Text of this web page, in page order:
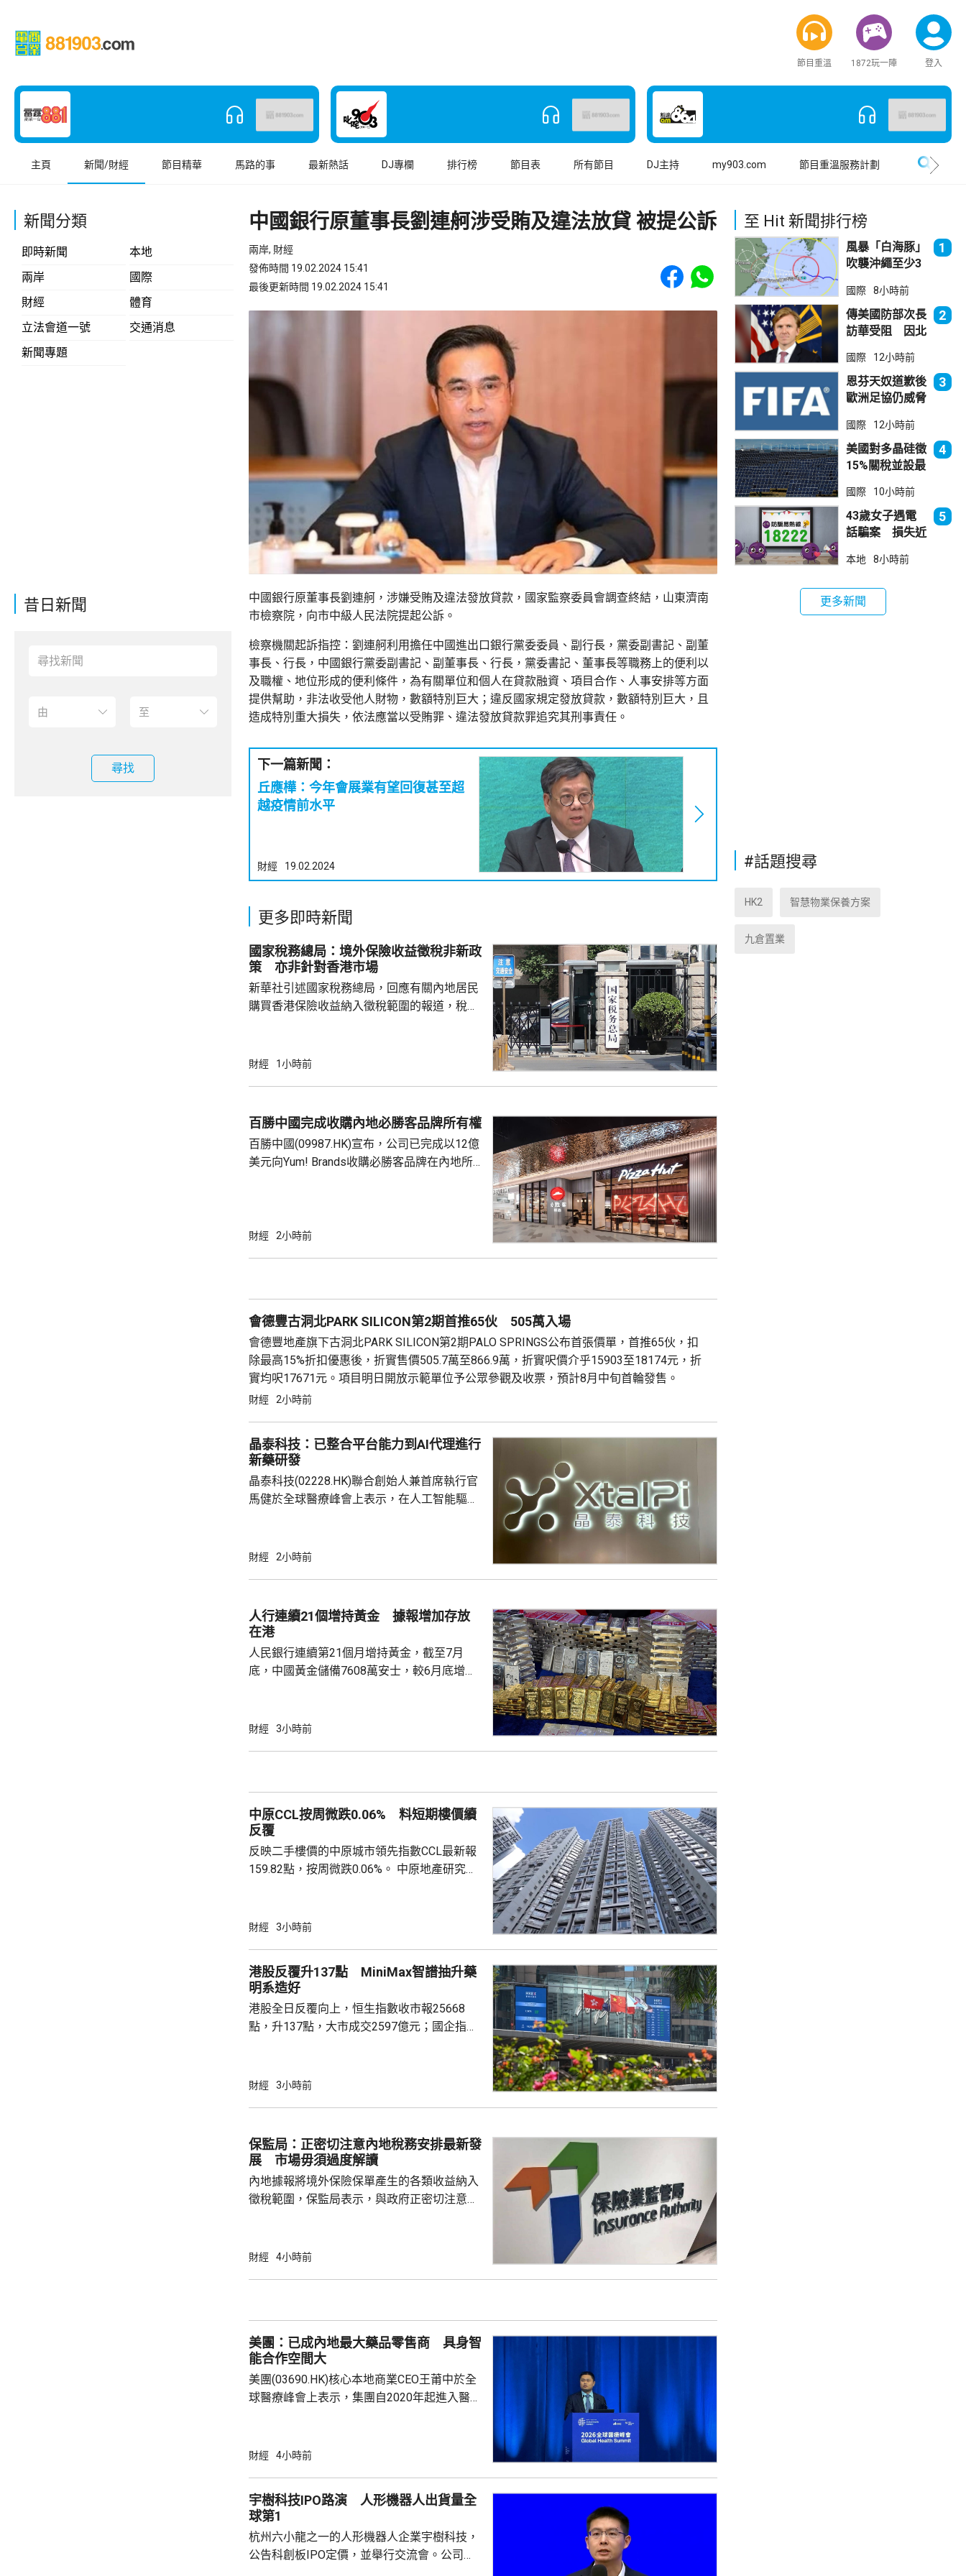
節目重溫 1872玩一陣 登入
主頁 新聞/財經 節目精華 馬路的事 最新熱話 DJ專欄 排行榜 節目表 所有節目 DJ主持 my903.com 節目重溫服務計劃
新聞分類
即時新聞
本地
兩岸
國際
財經
體育
立法會道一號
交通消息
新聞專題
昔日新聞
尋找
中國銀行原董事長劉連舸涉受賄及違法放貸 被提公訴
兩岸, 財經
發佈時間 19.02.2024 15:41
最後更新時間 19.02.2024 15:41
Share to Facebook
Share to WhatsApp
中國銀行原董事長劉連舸，涉嫌受賄及違法發放貸款，國家監察委員會調查終結，山東濟南
市檢察院，向市中級人民法院提起公訴。
檢察機關起訴指控：劉連舸利用擔任中國進出口銀行黨委委員、副行長，黨委副書記、副董
事長、行長，中國銀行黨委副書記、副董事長、行長，黨委書記、董事長等職務上的便利以
及職權、地位形成的便利條件，為有關單位和個人在貸款融資、項目合作、人事安排等方面
提供幫助，非法收受他人財物，數額特別巨大；違反國家規定發放貸款，數額特別巨大，且
造成特別重大損失，依法應當以受賄罪、違法發放貸款罪追究其刑事責任。
下一篇新聞：
丘應樺：今年會展業有望回復甚至超
越疫情前水平
財經 19.02.2024
更多即時新聞
國家稅務總局：境外保險收益徵稅非新政
策 亦非針對香港市場
新華社引述國家稅務總局，回應有關內地居民
購買香港保險收益納入徵稅範圍的報道，稅務
行納稅義務，境外保險收益也屬於應納稅所得
從境外取得，包括保險收益在內，應依法繳納
個人所得稅，是國際通行做法，亦是中國個人
所得稅法實施以來，一直堅持的基本原則...
財經 1小時前
百勝中國完成收購內地必勝客品牌所有權
百勝中國(09987.HK)宣布，公司已完成以12億
美元向Yum! Brands收購必勝客品牌在內地所
800家。 免去向Yum! Brands支付3%的特許經
財經 2小時前
會德豐古洞北PARK SILICON第2期首推65伙 505萬入場
會德豐地產旗下古洞北PARK SILICON第2期PALO SPRINGS公布首張價單，首推65伙，扣
除最高15%折扣優惠後，折實售價505.7萬至866.9萬，折實呎價介乎15903至18174元，折
實均呎17671元。項目明日開放示範單位予公眾參觀及收票，預計8月中旬首輪發售。
財經 2小時前
晶泰科技：已整合平台能力到AI代理進行
新藥研發
晶泰科技(02228.HK)聯合創始人兼首席執行官
馬健於全球醫療峰會上表示，在人工智能驅動
需要降決不少跨尺度的複雜科學問題。他又
力整合為Genius Agent，能調度專家技能與真
實實驗和基礎設施，完成真正的科研項目，並
財經 2小時前
人行連續21個增持黃金 據報增加存放
在港
人民銀行連續第21個月增持黃金，截至7月
底，中國黃金儲備7608萬安士，較6月底增加
金，將可助力支持香港成為主要的黃金交易中
動試運行的黃金清算系統。人行行長潘功勝在
啟動儀式表示，將繼續提高國...
財經 3小時前
中原CCL按周微跌0.06% 料短期樓價續
反覆
反映二手樓價的中原城市領先指數CCL最新報
159.82點，按周微跌0.06%。 中原地產研究部
強硬，造成拉鋸局面，致成交量減少，樓價出
點，未有轉勢向下。她指，近期內地接連執行
多項資金管理措施令股市波動，業主買家均轉
趨觀望，部分業主...
財經 3小時前
港股反覆升137點 MiniMax智譜抽升藥
明系造好
港股全日反覆向上，恒生指數收市報25668
點，升137點，大市成交2597億元；國企指數
股急升，MiniMax(00100.HK)升近1成，報
元。 其他AI相關股亦造好，兆易創新(0398...
財經 3小時前
保監局：正密切注意內地稅務安排最新發
展 市場毋須過度解讀
內地據報將境外保險保單產生的各類收益納入
徵稅範圍，保監局表示，與政府正密切注意內
境外投資收益必須依法申報及繳稅的要求一直
承等專業服務，相信對內地客戶有一定吸引
力。 香港保險業聯會表示，截至目前為...
財經 4小時前
美團：已成內地最大藥品零售商 具身智
能合作空間大
美團(03690.HK)核心本地商業CEO王莆中於全
球醫療峰會上表示，集團自2020年起進入醫療
美團提供全時段的服務保障，截至上月，美團
療服務變成主動運作，能感知更多訊息作出預
判，幫助用戶做好健康管理。他又指，美團在
具身智能上投資了不...
財經 4小時前
宇樹科技IPO路演 人形機器人出貨量全
球第1
杭州六小龍之一的人形機器人企業宇樹科技，
公告科創板IPO定價，並舉行交流會。公司董
至 Hit 新聞排行榜
風暴「白海豚」
吹襲沖繩至少3
取消
1
國際 8小時前
傳美國防部次長
訪華受阻 因北
售
2
國際 12小時前
恩芬天奴道歉後
歐洲足協仍威脅
事
3
國際 12小時前
美國對多晶硅徵
15%關稅並設最
克：中國無法再
傾銷
4
國際 10小時前
43歲女子遇電
話騙案 損失近
5
本地 8小時前
更多新聞
#話題搜尋
HK2 智慧物業保養方案
九倉置業